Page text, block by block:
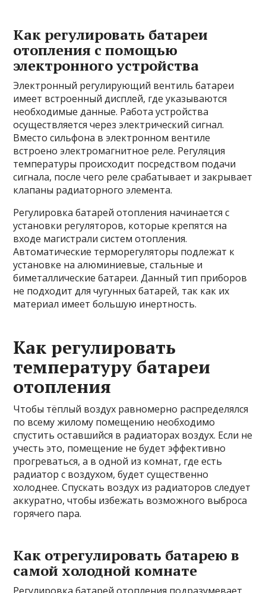
Как регулировать батареи
отопления с помощью
электронного устройства
Электронный регулирующий вентиль батареи
имеет встроенный дисплей, где указываются
необходимые данные. Работа устройства
осуществляется через электрический сигнал.
Вместо сильфона в электронном вентиле
встроено электромагнитное реле. Регуляция
температуры происходит посредством подачи
сигнала, после чего реле срабатывает и закрывает
клапаны радиаторного элемента.
Регулировка батарей отопления начинается с
установки регуляторов, которые крепятся на
входе магистрали систем отопления.
Автоматические терморегуляторы подлежат к
установке на алюминиевые, стальные и
биметаллические батареи. Данный тип приборов
не подходит для чугунных батарей, так как их
материал имеет большую инертность.
Как регулировать
температуру батареи
отопления
Чтобы тёплый воздух равномерно распределялся
по всему жилому помещению необходимо
спустить оставшийся в радиаторах воздух. Если не
учесть это, помещение не будет эффективно
прогреваться, а в одной из комнат, где есть
радиатор с воздухом, будет существенно
холоднее. Спускать воздух из радиаторов следует
аккуратно, чтобы избежать возможного выброса
горячего пара.
Как отрегулировать батарею в
самой холодной комнате